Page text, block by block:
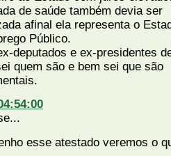
de saúde também devia ser
afinal ela representa o
Público.
deputados e ex-presidentes
quem são e bem sei que são
esse atestado veremos o